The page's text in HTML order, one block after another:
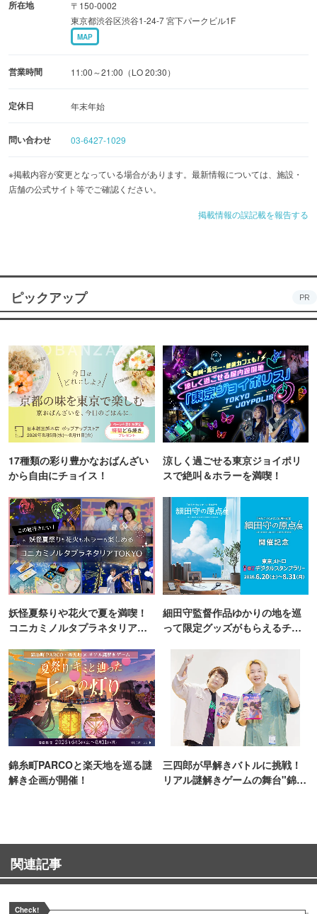
所在地
〒150-0002
東京都渋谷区渋谷1-24-7 宮下パークビル1F
MAP
営業時間 11:00～21:00（LO 20:30）
定休日 年末年始
問い合わせ 03-6427-1029
※掲載内容が変更となっている場合があります。最新情報については、施設・
店舗の公式サイト等でご確認ください。
掲載情報の誤記載を報告する
ピックアップ PR
17種類の彩り豊かなおばんざい
から自由にチョイス！
涼しく過ごせる東京ジョイポリ
スで絶叫＆ホラーを満喫！
妖怪夏祭りや花火で夏を満喫！
コニカミノルタプラネタリア
細田守監督作品ゆかりの地を巡
って限定グッズがもらえるチャ
錦糸町PARCOと楽天地を巡る謎
解き企画が開催！
三四郎が早解きバトルに挑戦！
リアル謎解きゲームの舞台"錦糸
関連記事
Check!